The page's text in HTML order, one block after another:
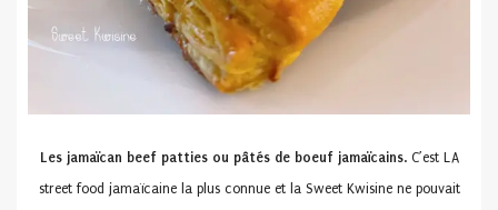
Les jamaïcan beef patties ou pâtés de boeuf jamaïcains. C’est LA
street food jamaïcaine la plus connue et la Sweet Kwisine ne pouvait